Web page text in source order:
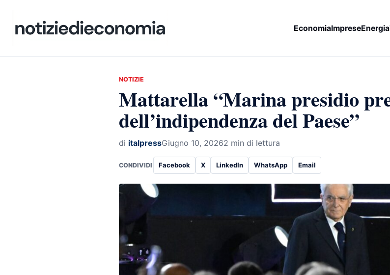
EconomiaImpreseEnergia
NOTIZIE
Mattarella “Marina presidio
dell’indipendenza del Paese”
di italpressGiugno 10, 20262 min di lettura
CONDIVIDI Facebook X LinkedIn WhatsApp Email